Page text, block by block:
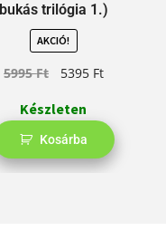
bukás trilógia 1.)
AKCIÓ!
5995Ft 5395 Ft
Készleten
Kosárba